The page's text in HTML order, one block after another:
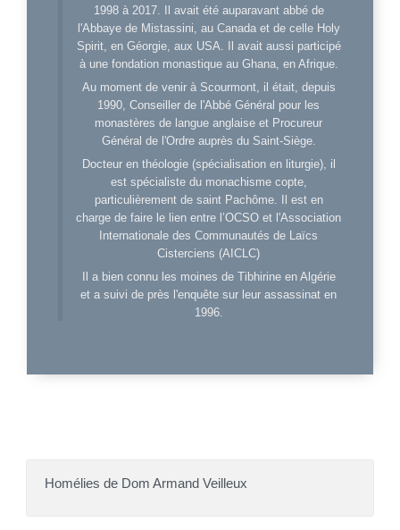
1998 à 2017. Il avait été auparavant abbé de
l'Abbaye de Mistassini, au Canada et de celle Holy
Spirit, en Géorgie, aux USA. Il avait aussi participé
à une fondation monastique au Ghana, en Afrique.
Au moment de venir à Scourmont, il était, depuis
1990, Conseiller de l'Abbé Général pour les
monastères de langue anglaise et Procureur
Général de l'Ordre auprès du Saint-Siège.
Docteur en théologie (spécialisation en liturgie), il
est spécialiste du monachisme copte,
particulièrement de saint Pachôme. Il est en
charge de faire le lien entre l’OCSO et l'Association
Internationale des Communautés de Laïcs
Cisterciens (AICLC)
Il a bien connu les moines de Tibhirine en Algérie
et a suivi de près l'enquête sur leur assassinat en
1996.
Homélies de Dom Armand Veilleux